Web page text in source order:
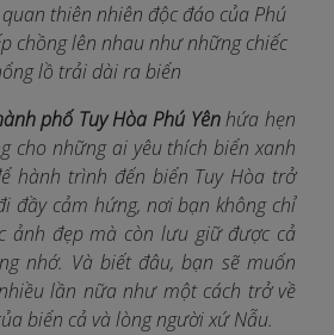
thiên nhiên độc đáo của Phú
chồng lên nhau như những chiếc
lồ trải dài ra biển
phố Tuy Hòa Phú Yênhứa hẹn
cho những ai yêu thích biển xanh
hành trình đến biển Tuy Hòa trở
đầy cảm hứng, nơi bạn không chỉ
ảnh đẹp mà còn lưu giữ được cả
nhớ. Và biết đâu, bạn sẽ muốn
lần nữa như một cách trở về
biển cả và lòng người xứ Nẫu.